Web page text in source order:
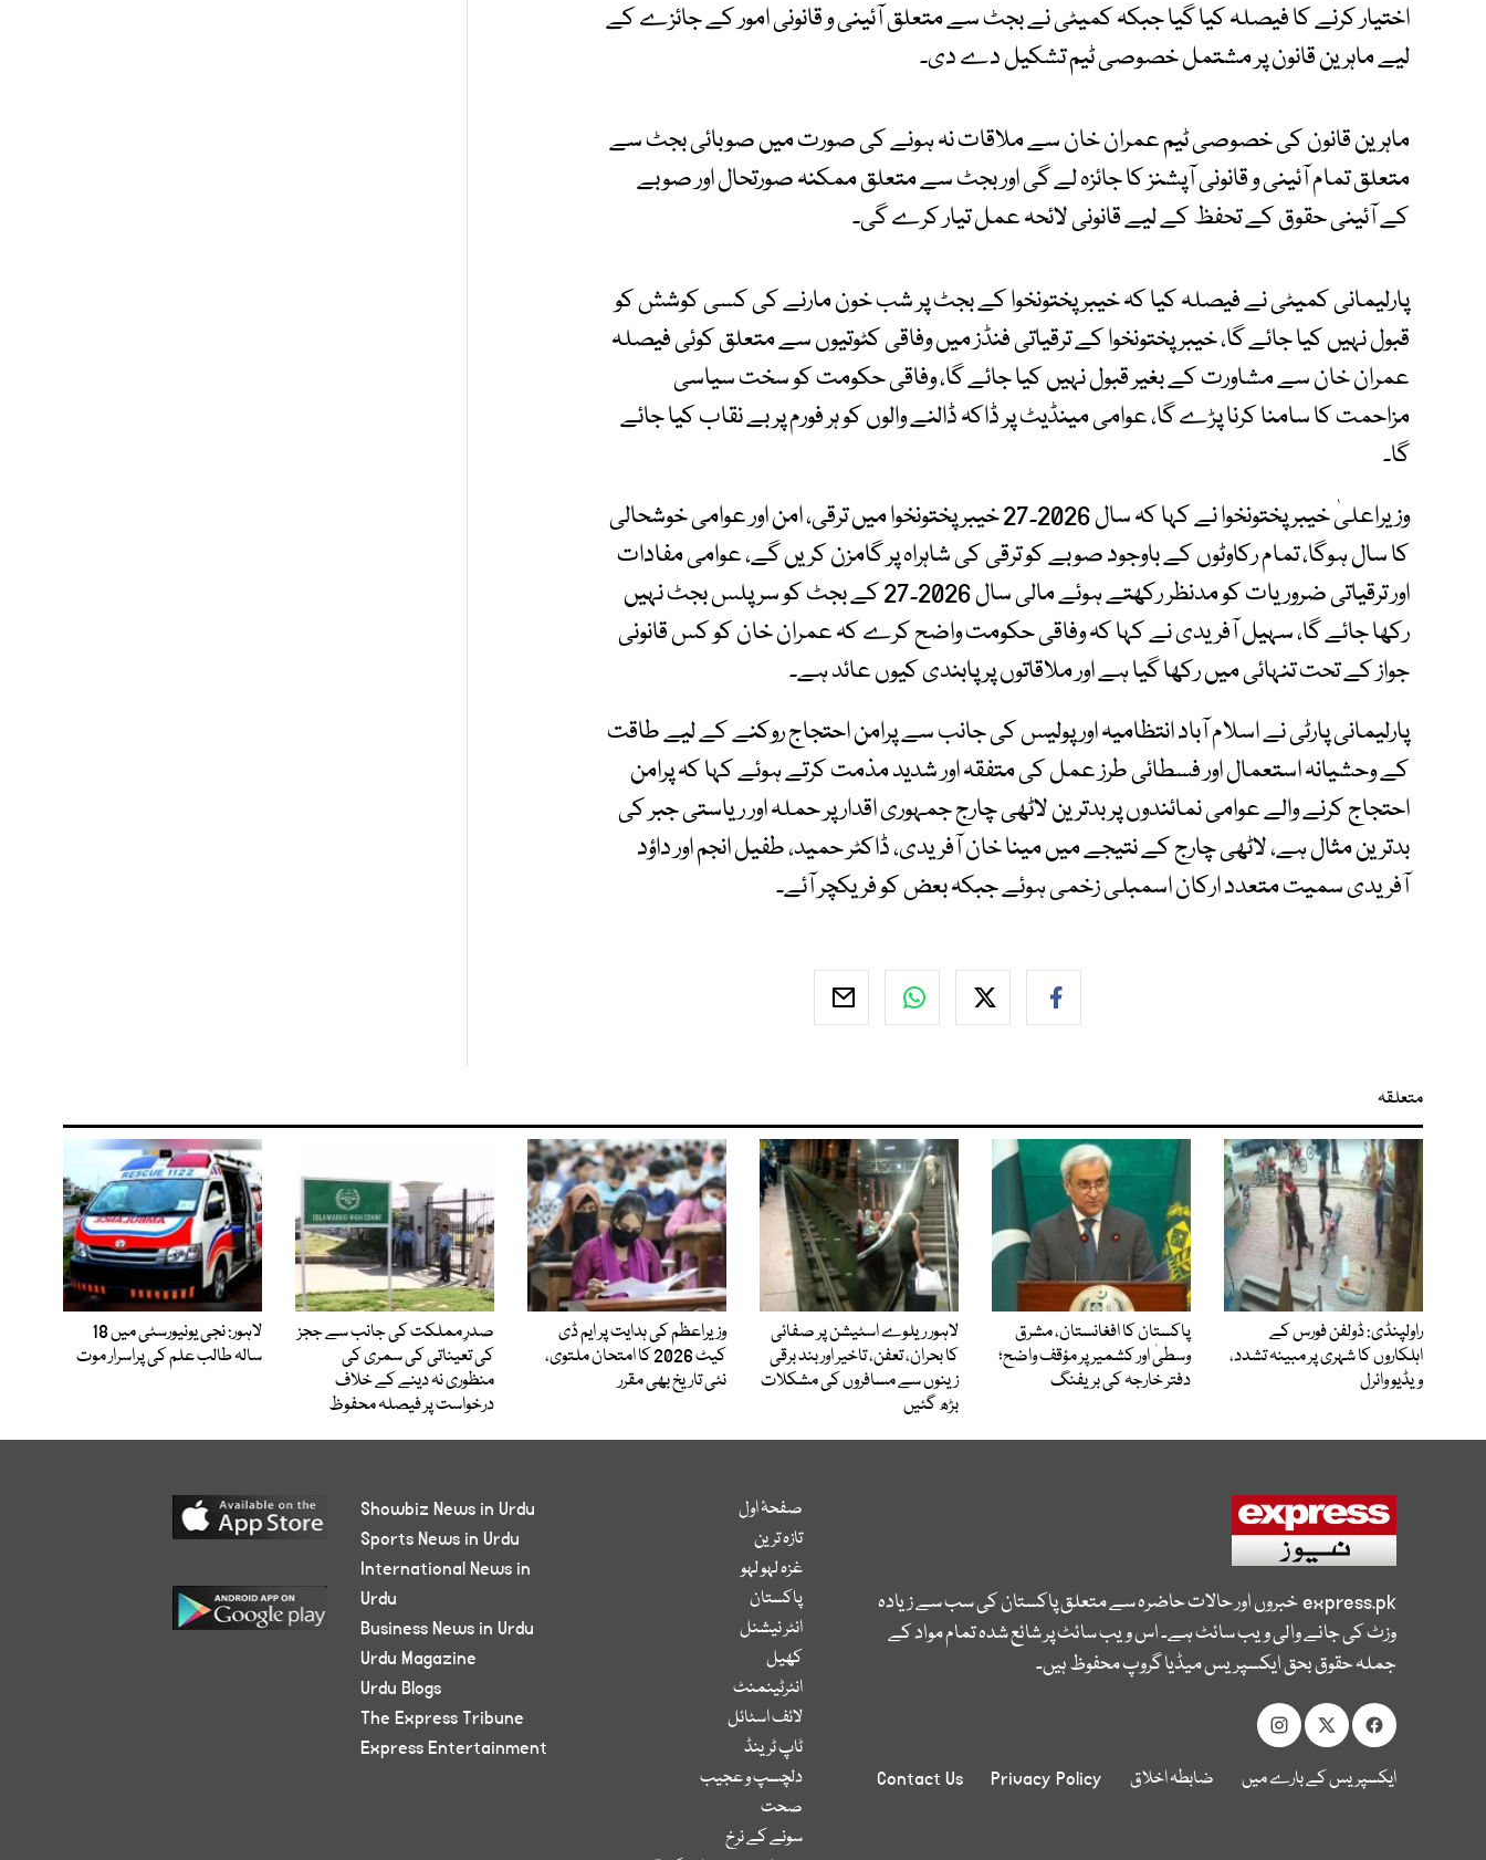
اختیار کرنے کا فیصلہ کیا گیا جبکہ کمیٹی نے بجٹ سے متعلق آئینی و قانونی امور کے جائزے کے
لیے ماہرین قانون پر مشتمل خصوصی ٹیم تشکیل دے دی۔
ماہرین قانون کی خصوصی ٹیم عمران خان سے ملاقات نہ ہونے کی صورت میں صوبائی بجٹ سے
متعلق تمام آئینی و قانونی آپشنز کا جائزہ لے گی اور بجٹ سے متعلق ممکنہ صورتحال اور صوبے
کے آئینی حقوق کے تحفظ کے لیے قانونی لائحہ عمل تیار کرے گی۔
پارلیمانی کمیٹی نے فیصلہ کیا کہ خیبرپختونخوا کے بجٹ پر شب خون مارنے کی کسی کوشش کو
قبول نہیں کیا جائے گا، خیبرپختونخوا کے ترقیاتی فنڈز میں وفاقی کٹوتیوں سے متعلق کوئی فیصلہ
عمران خان سے مشاورت کے بغیر قبول نہیں کیا جائے گا، وفاقی حکومت کو سخت سیاسی
مزاحمت کا سامنا کرنا پڑے گا، عوامی مینڈیٹ پر ڈاکہ ڈالنے والوں کو ہر فورم پر بے نقاب کیا جائے
گا۔
وزیراعلیٰ خیبر پختونخوا نے کہا کہ سال 2026۔27 خیبرپختونخوا میں ترقی، امن اور عوامی خوشحالی
کا سال ہوگا، تمام رکاوٹوں کے باوجود صوبے کو ترقی کی شاہراہ پر گامزن کریں گے، عوامی مفادات
اور ترقیاتی ضروریات کو مدنظر رکھتے ہوئے مالی سال 2026۔27 کے بجٹ کو سرپلس بجٹ نہیں
رکھا جائے گا، سہیل آفریدی نے کہا کہ وفاقی حکومت واضح کرے کہ عمران خان کو کس قانونی
جواز کے تحت تنہائی میں رکھا گیا ہے اور ملاقاتوں پر پابندی کیوں عائد ہے۔
پارلیمانی پارٹی نے اسلام آباد انتظامیہ اور پولیس کی جانب سے پرامن احتجاج روکنے کے لیے طاقت
کے وحشیانہ استعمال اور فسطائی طرز عمل کی متفقہ اور شدید مذمت کرتے ہوئے کہا کہ پرامن
احتجاج کرنے والے عوامی نمائندوں پر بدترین لاٹھی چارج جمہوری اقدار پر حملہ اور ریاستی جبر کی
بدترین مثال ہے، لاٹھی چارج کے نتیجے میں مینا خان آفریدی، ڈاکٹر حمید، طفیل انجم اور داؤد
آفریدی سمیت متعدد ارکان اسمبلی زخمی ہوئے جبکہ بعض کو فریکچر آئے۔
متعلقہ
راولپنڈی: ڈولفن فورس کے
اہلکاروں کا شہری پر مبینہ تشدد،
ویڈیو وائرل
پاکستان کا افغانستان، مشرق
وسطیٰ اور کشمیر پر مؤقف واضح؛
دفتر خارجہ کی بریفنگ
لاہور ریلوے اسٹیشن پر صفائی
کا بحران، تعفن، تاخیر اور بند برقی
زینوں سے مسافروں کی مشکلات
بڑھ گئیں
وزیراعظم کی ہدایت پر ایم ڈی
کیٹ 2026 کا امتحان ملتوی،
نئی تاریخ بھی مقرر
صدرِ مملکت کی جانب سے ججز
کی تعیناتی کی سمری کی
منظوری نہ دینے کے خلاف
درخواست پر فیصلہ محفوظ
لاہور: نجی یونیورسٹی میں 18
سالہ طالب علم کی پراسرار موت
express.pkخبروں اور حالات حاضرہ سے متعلق پاکستان کی سب سے زیادہ
وزٹ کی جانے والی ویب سائٹ ہے۔ اس ویب سائٹ پر شائع شدہ تمام مواد کے
جملہ حقوق بحق ایکسپریس میڈیا گروپ محفوظ ہیں۔
ایکسپریس کے بارے میں ضابطہ اخلاق Privacy Policy
Contact Us
صفحۂ اول
تازہ ترین
غزہ لہو لہو
پاکستان
انٹر نیشنل
کھیل
انٹرٹینمنٹ
لائف اسٹائل
ٹاپ ٹرینڈ
دلچسپ و عجیب
صحت
سونے کے نرخ
Showbiz News in Urdu
Sports News in Urdu
International News in
Urdu
Business News in Urdu
Urdu Magazine
Urdu Blogs
The Express Tribune
Express Entertainment